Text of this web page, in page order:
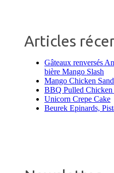
Articles
Gâteaux renversés
bière Mango Slash
Mango Chicken
BBQ Pulled Chicken
Unicorn Crepe Cake
Beurek Epinards,